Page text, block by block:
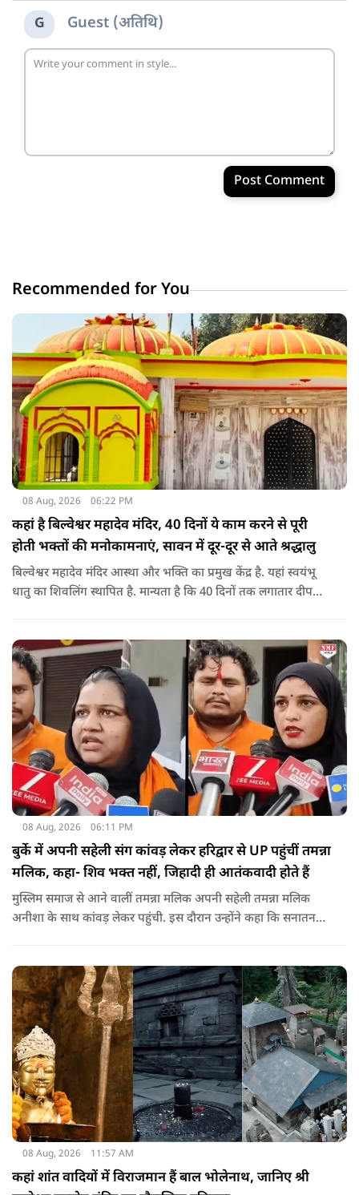
G Guest (अतिथि)
Post Comment
Recommended for You
08 Aug, 2026 06:22 PM
कहां है बिल्वेश्वर महादेव मंदिर, 40 दिनों ये काम करने से पूरी
होती भक्तों की मनोकामनाएं, सावन में दूर-दूर से आते श्रद्धालु
बिल्वेश्वर महादेव मंदिर आस्था और भक्ति का प्रमुख केंद्र है. यहां स्वयंभू
धातु का शिवलिंग स्थापित है. मान्यता है कि 40 दिनों तक लगातार दीपक
08 Aug, 2026 06:11 PM
बुर्के में अपनी सहेली संग कांवड़ लेकर हरिद्वार से UP पहुंचीं तमन्ना
मलिक, कहा- शिव भक्त नहीं, जिहादी ही आतंकवादी होते हैं
मुस्लिम समाज से आने वालीं तमन्ना मलिक अपनी सहेली तमन्ना मलिक
अनीशा के साथ कांवड़ लेकर पहुंची. इस दौरान उन्होंने कहा कि सनातन
08 Aug, 2026 11:57 AM
कहां शांत वादियों में विराजमान हैं बाल भोलेनाथ, जानिए श्री